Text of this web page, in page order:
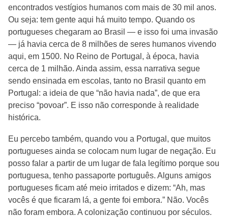
encontrados vestígios humanos com mais de 30 mil anos.
Ou seja: tem gente aqui há muito tempo. Quando os
portugueses chegaram ao Brasil — e isso foi uma invasão
— já havia cerca de 8 milhões de seres humanos vivendo
aqui, em 1500. No Reino de Portugal, à época, havia
cerca de 1 milhão. Ainda assim, essa narrativa segue
sendo ensinada em escolas, tanto no Brasil quanto em
Portugal: a ideia de que “não havia nada”, de que era
preciso “povoar”. E isso não corresponde à realidade
histórica.
Eu percebo também, quando vou a Portugal, que muitos
portugueses ainda se colocam num lugar de negação. Eu
posso falar a partir de um lugar de fala legítimo porque sou
portuguesa, tenho passaporte português. Alguns amigos
portugueses ficam até meio irritados e dizem: “Ah, mas
vocês é que ficaram lá, a gente foi embora.” Não. Vocês
não foram embora. A colonização continuou por séculos.